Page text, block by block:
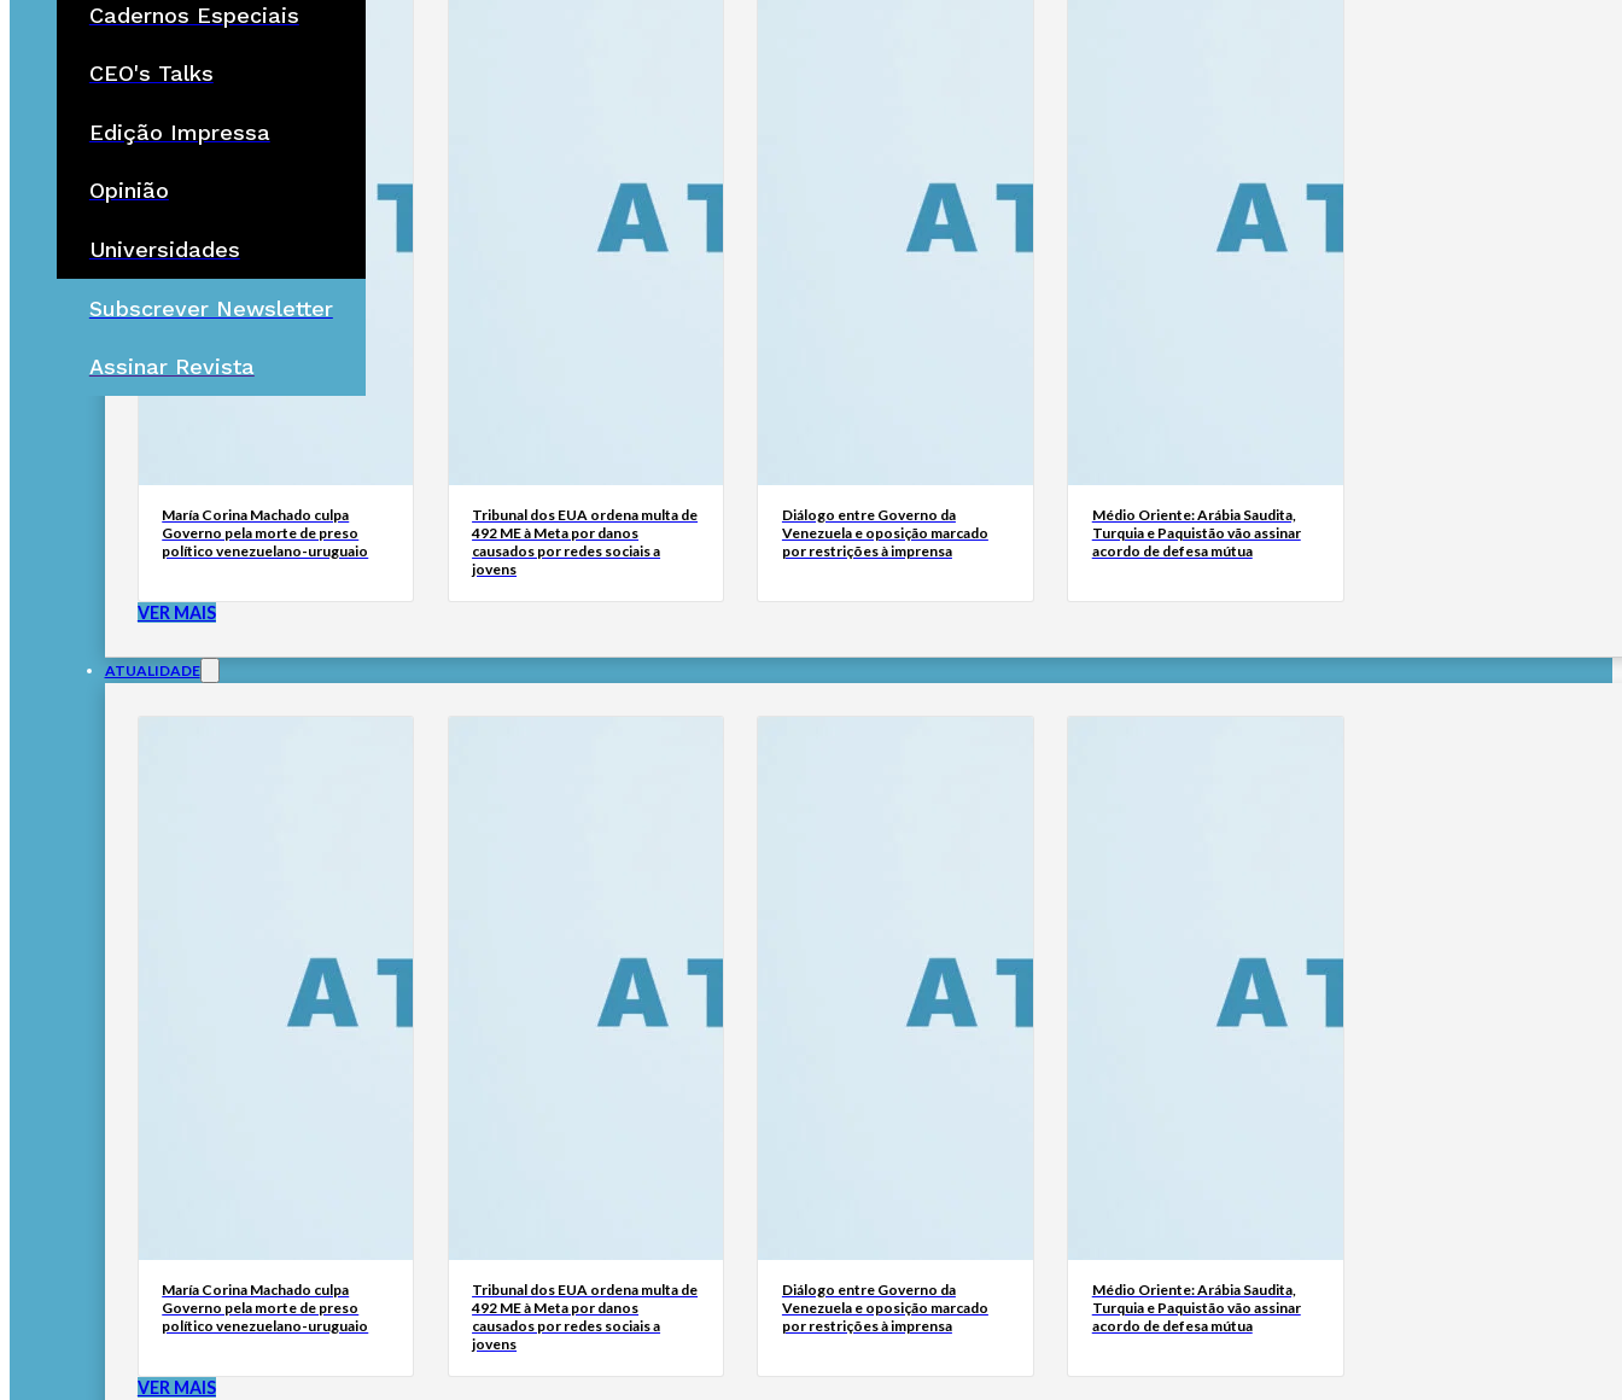
Cadernos Especiais
CEO's Talks
Edição Impressa
Opinião
Universidades
Subscrever Newsletter
Assinar Revista
María Corina Machado culpa
Governo pela morte de preso
político venezuelano-uruguaio
Tribunal dos EUA ordena multa de
492 ME à Meta por danos
causados por redes sociais a
jovens
Diálogo entre Governo da
Venezuela e oposição marcado
por restrições à imprensa
Médio Oriente: Arábia Saudita,
Turquia e Paquistão vão assinar
acordo de defesa mútua
VER MAIS
ATUALIDADE
María Corina Machado culpa
Governo pela morte de preso
político venezuelano-uruguaio
Tribunal dos EUA ordena multa de
492 ME à Meta por danos
causados por redes sociais a
jovens
Diálogo entre Governo da
Venezuela e oposição marcado
por restrições à imprensa
Médio Oriente: Arábia Saudita,
Turquia e Paquistão vão assinar
acordo de defesa mútua
VER MAIS